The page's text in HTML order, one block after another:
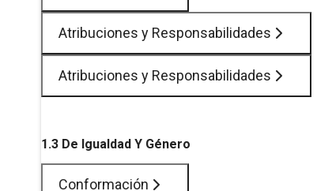
Atribuciones y Responsabilidades
Atribuciones y Responsabilidades
1.3 De Igualdad Y Género
Conformación